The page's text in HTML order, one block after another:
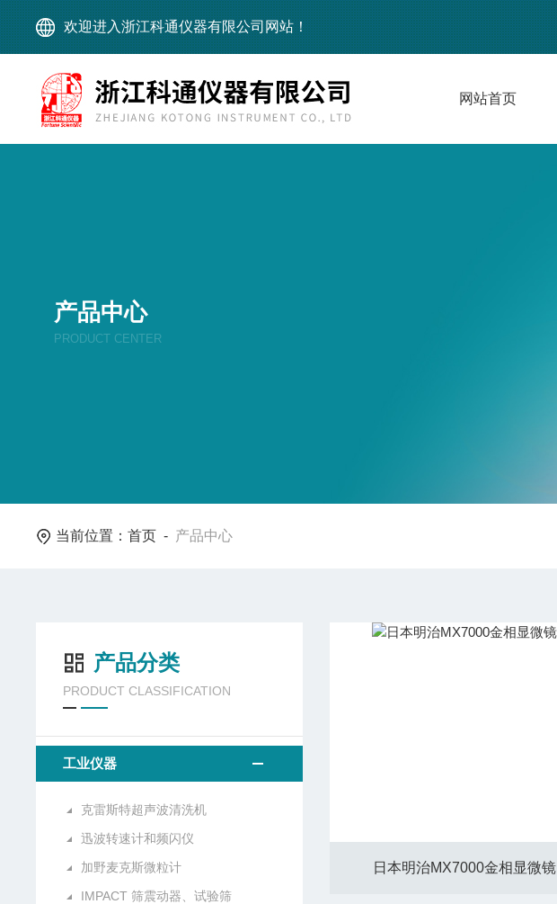
欢迎进入浙江科通仪器有限公司网站！
网站首页
产品中心
PRODUCT CENTER
当前位置：首页 - 产品中心
产品分类
PRODUCT CLASSIFICATION
工业仪器
克雷斯特超声波清洗机
迅波转速计和频闪仪
加野麦克斯微粒计
IMPACT 筛震动器、试验筛
日本明治MX7000金相显微镜